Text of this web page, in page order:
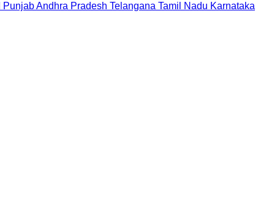
PunjabAndhra Pradesh Telangana Tamil Nadu Karnataka